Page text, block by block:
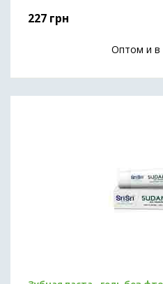
227 грн
Оптом и в